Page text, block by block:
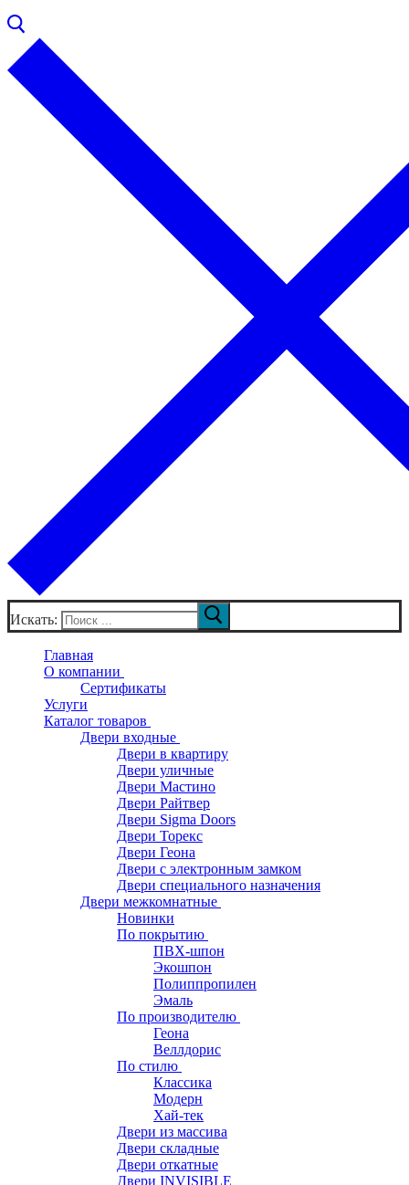
Искать:
Главная
О компании
Сертификаты
Услуги
Каталог товаров
Двери входные
Двери в квартиру
Двери уличные
Двери Мастино
Двери Райтвер
Двери Sigma Doors
Двери Торекс
Двери Геона
Двери с электронным замком
Двери специального назначения
Двери межкомнатные
Новинки
По покрытию
ПВХ-шпон
Экошпон
Полиппропилен
Эмаль
По производителю
Геона
Веллдорис
По стилю
Классика
Модерн
Хай-тек
Двери из массива
Двери складные
Двери откатные
Двери INVISIBLE